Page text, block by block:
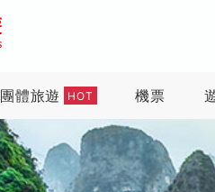
團體旅遊 HOT 機票